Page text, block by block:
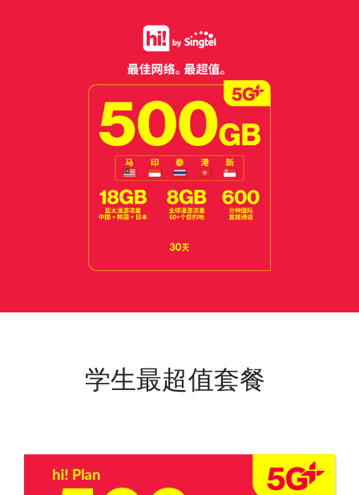
学生最超值套餐